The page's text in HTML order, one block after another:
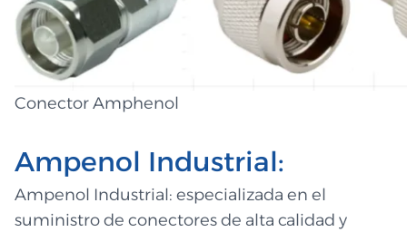
Conector Amphenol
Ampenol Industrial:
Ampenol Industrial: especializada en el
suministro de conectores de alta calidad y